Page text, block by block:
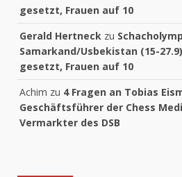
gesetzt, Frauen auf 10
Gerald Hertneck zu
Samarkand/Usbekistan (15-
gesetzt, Frauen auf 10
Achim zu 4 Fragen an Tobias
Geschäftsführer der Chess
Vermarkter des DSB